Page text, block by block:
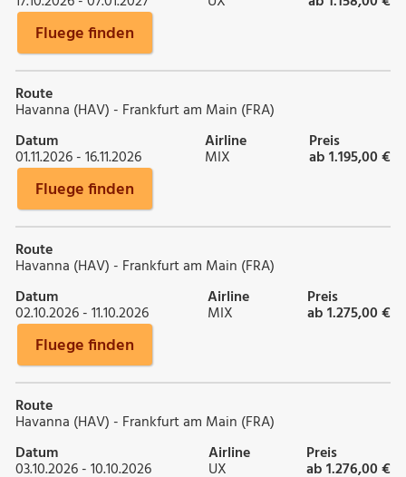
Fluege finden
Route
Havanna (HAV) - Frankfurt am Main (FRA)
Datum
01.11.2026 - 16.11.2026
Airline
MIX
Preis
ab 1.195,00 €
Fluege finden
Route
Havanna (HAV) - Frankfurt am Main (FRA)
Datum
02.10.2026 - 11.10.2026
Airline
MIX
Preis
ab 1.275,00 €
Fluege finden
Route
Havanna (HAV) - Frankfurt am Main (FRA)
Datum
03.10.2026 - 10.10.2026
Airline
UX
Preis
ab 1.276,00 €